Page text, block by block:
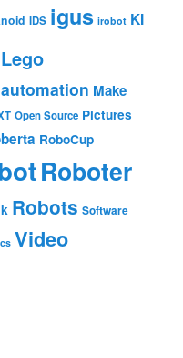
IDS igus irobot KI
Lego
Make
Open Source Pictures
RoboCup
Roboter
Robots Software
Video